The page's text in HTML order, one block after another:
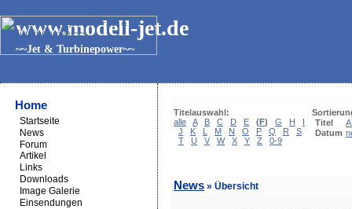
www.modell-jet.de
~~Jet & Turbinepower~~
Home
Startseite
News
Forum
Artikel
Links
Downloads
Image Galerie
Einsendungen
Titelauswahl:
alle
A B C D E (F) G H
I
J
K L M N O P Q R
S
T
U V W X Y Z 0-9
Titel
Datum
News » Übersicht